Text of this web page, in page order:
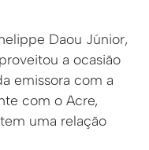
Daou Júnior,
a ocasião
emissora com a
com o Acre,
uma relação